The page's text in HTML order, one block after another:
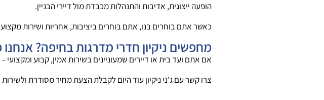
הופעה ייצוגית, אדיבות והתנהלות מכבדת מול דיירי הבניין.
כאשר אתם בוחרים בנו, אתם בוחרים ביציבות, אחריות ושירות
מחפשים ניקיון חדרי מדרגות בחיפה?
אם אתם ועד בית או דיירים שמעוניינים בשירות אמין, קבוע
צרו קשר עם ג'ני ניקיון עוד היום לקבלת הצעת מחיר מסודרת